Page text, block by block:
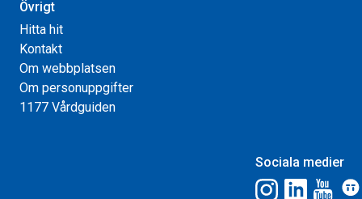
Övrigt
Hitta hit
Kontakt
Om webbplatsen
Om personuppgifter
1177 Vårdguiden
Sociala medier